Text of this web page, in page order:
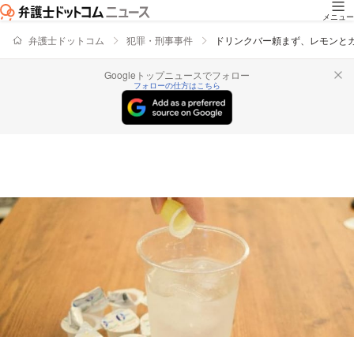
メニュー
弁護士ドットコム 犯罪・刑事事件 ドリンクバー頼まず、レモン
Googleトップニュースでフォロー
フォローの仕方はこちら